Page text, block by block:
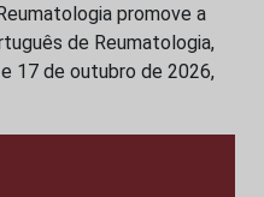
promove a
de Reumatologia,
17 de outubro de 2026,